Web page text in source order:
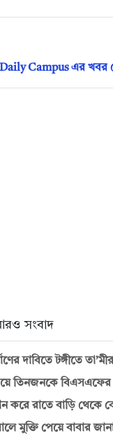
Campus এর
সংবাদ
দাবিতে টঙ্গীতে
তিনজনকে বিএসএফের
করে রাতে বাড়ি
মুক্তি পেয়ে বাবার